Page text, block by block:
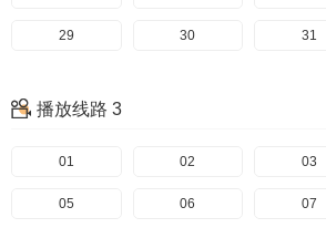
29 30 31
37
播放线路 3
01 02 03
05 06 07